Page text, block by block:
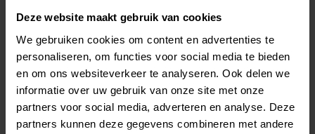
Deze website maakt gebruik van cookies
We gebruiken cookies om content en advertenties te
personaliseren, om functies voor social media te bieden
en om ons websiteverkeer te analyseren. Ook delen we
informatie over uw gebruik van onze site met onze
partners voor social media, adverteren en analyse. Deze
partners kunnen deze gegevens combineren met andere
Een bv drijft een uitzendbureau en een